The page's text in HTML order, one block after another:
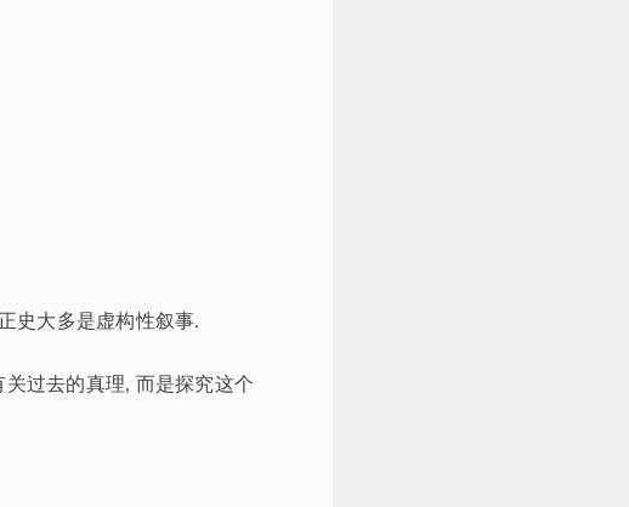
史大多是虚构性叙事.
过去的真理, 而是探究这个